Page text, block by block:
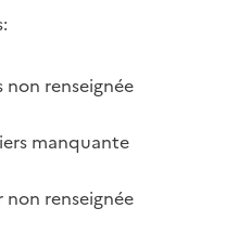
renseignée
manquante
non renseignée